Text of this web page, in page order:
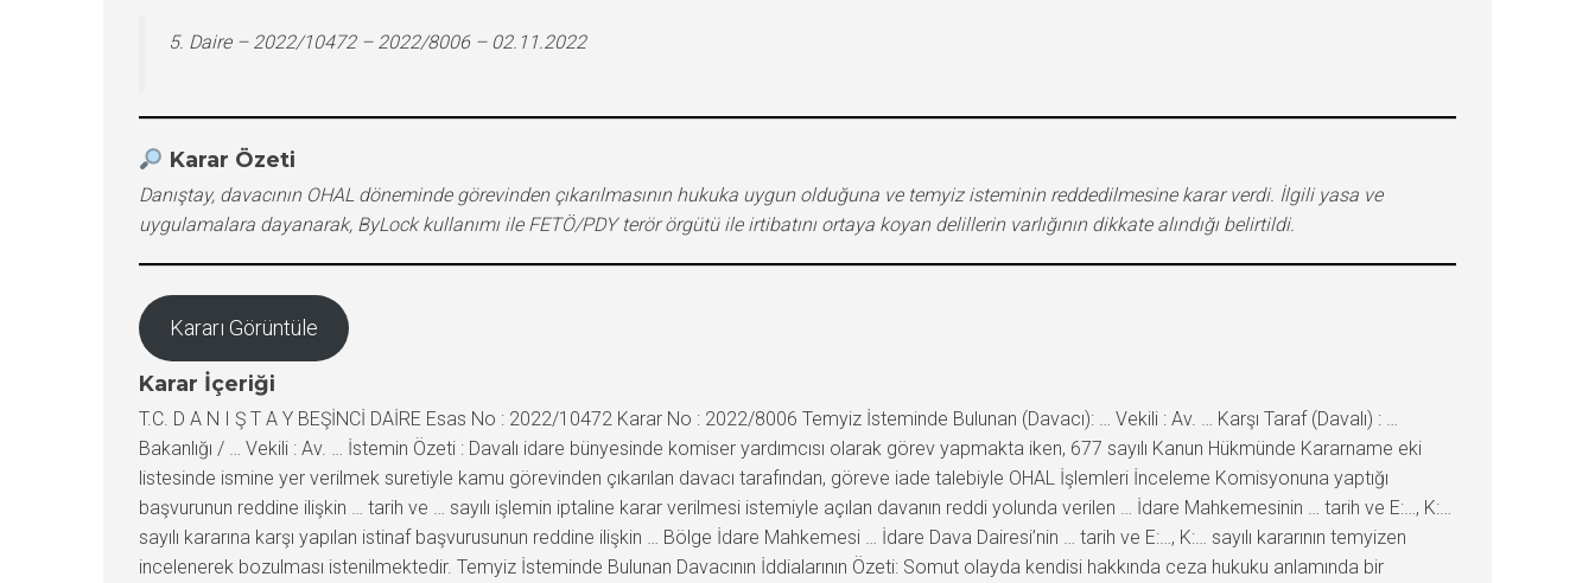
5. Daire – 2022/10472 – 2022/8006 – 02.11.2022
Karar Özeti
Danıştay, davacının OHAL döneminde görevinden çıkarılmasının hukuka uygun olduğuna ve temyiz isteminin reddedilmesine karar verdi. İlgili yasa ve
uygulamalara dayanarak, ByLock kullanımı ile FETÖ/PDY terör örgütü ile irtibatını ortaya koyan delillerin varlığının dikkate alındığı belirtildi.
Kararı Görüntüle
Karar İçeriği
T.C. D A N I Ş T A Y BEŞİNCİ DAİRE Esas No : 2022/10472 Karar No : 2022/8006 Temyiz İsteminde Bulunan (Davacı): … Vekili : Av. … Karşı Taraf (Davalı) : …
Bakanlığı / … Vekili : Av. … İstemin Özeti : Davalı idare bünyesinde komiser yardımcısı olarak görev yapmakta iken, 677 sayılı Kanun Hükmünde Kararname eki
listesinde ismine yer verilmek suretiyle kamu görevinden çıkarılan davacı tarafından, göreve iade talebiyle OHAL İşlemleri İnceleme Komisyonuna yaptığı
başvurunun reddine ilişkin … tarih ve … sayılı işlemin iptaline karar verilmesi istemiyle açılan davanın reddi yolunda verilen … İdare Mahkemesinin … tarih ve E:…, K:…
sayılı kararına karşı yapılan istinaf başvurusunun reddine ilişkin … Bölge İdare Mahkemesi … İdare Dava Dairesi’nin … tarih ve E:…, K:… sayılı kararının temyizen
incelenerek bozulması istenilmektedir. Temyiz İsteminde Bulunan Davacının İddialarının Özeti: Somut olayda kendisi hakkında ceza hukuku anlamında bir